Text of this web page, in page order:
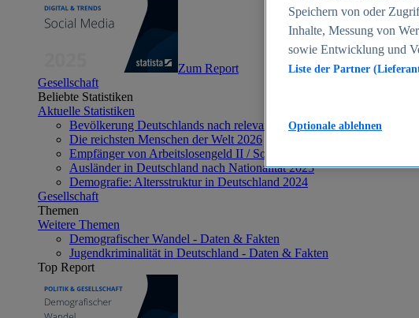
Zum Report
Gesellschaft
Beliebte Statistiken
Aktuelle Statistiken
Bevölkerung Deutschlands nach relevanten Altersgruppen 2024
Die reichsten Menschen der Welt 2026
Empfänger von Arbeitslosengeld II / Sozialgeld / Bürgergeld in
Ausländer in Deutschland nach Nationalität 2025
Demografie: Altersstruktur in Deutschland 2024
Gesellschaft
Themen
Weitere Themen
Demografischer Wandel - Daten & Fakten
Jugendkriminalität in Deutschland - Daten & Fakten
Top Report
Speichern von oder
Inhalte, Messung von
sowie Entwicklung und
Liste der Partner
Optionale ablehnen